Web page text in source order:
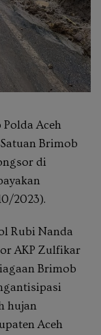
Aceh
Brimob
di
2023).
Rubi Nanda
AKP Zulfikar
Brimob
hujan
Aceh